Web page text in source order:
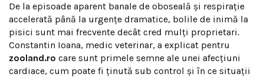
De la episoade aparent banale de oboseală și respirație
accelerată până la urgențe dramatice, bolile de inimă la
pisici sunt mai frecvente decât cred mulți proprietari.
Constantin Ioana, medic veterinar, a explicat pentru
zooland.ro care sunt primele semne ale unei afecțiuni
cardiace, cum poate fi ținută sub control și în ce situații